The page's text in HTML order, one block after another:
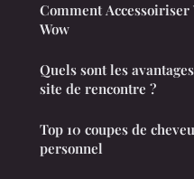
Comment Accessoiriser
Wow
Quels sont les
site de rencontre ?
Top 10 coupes de
personnel